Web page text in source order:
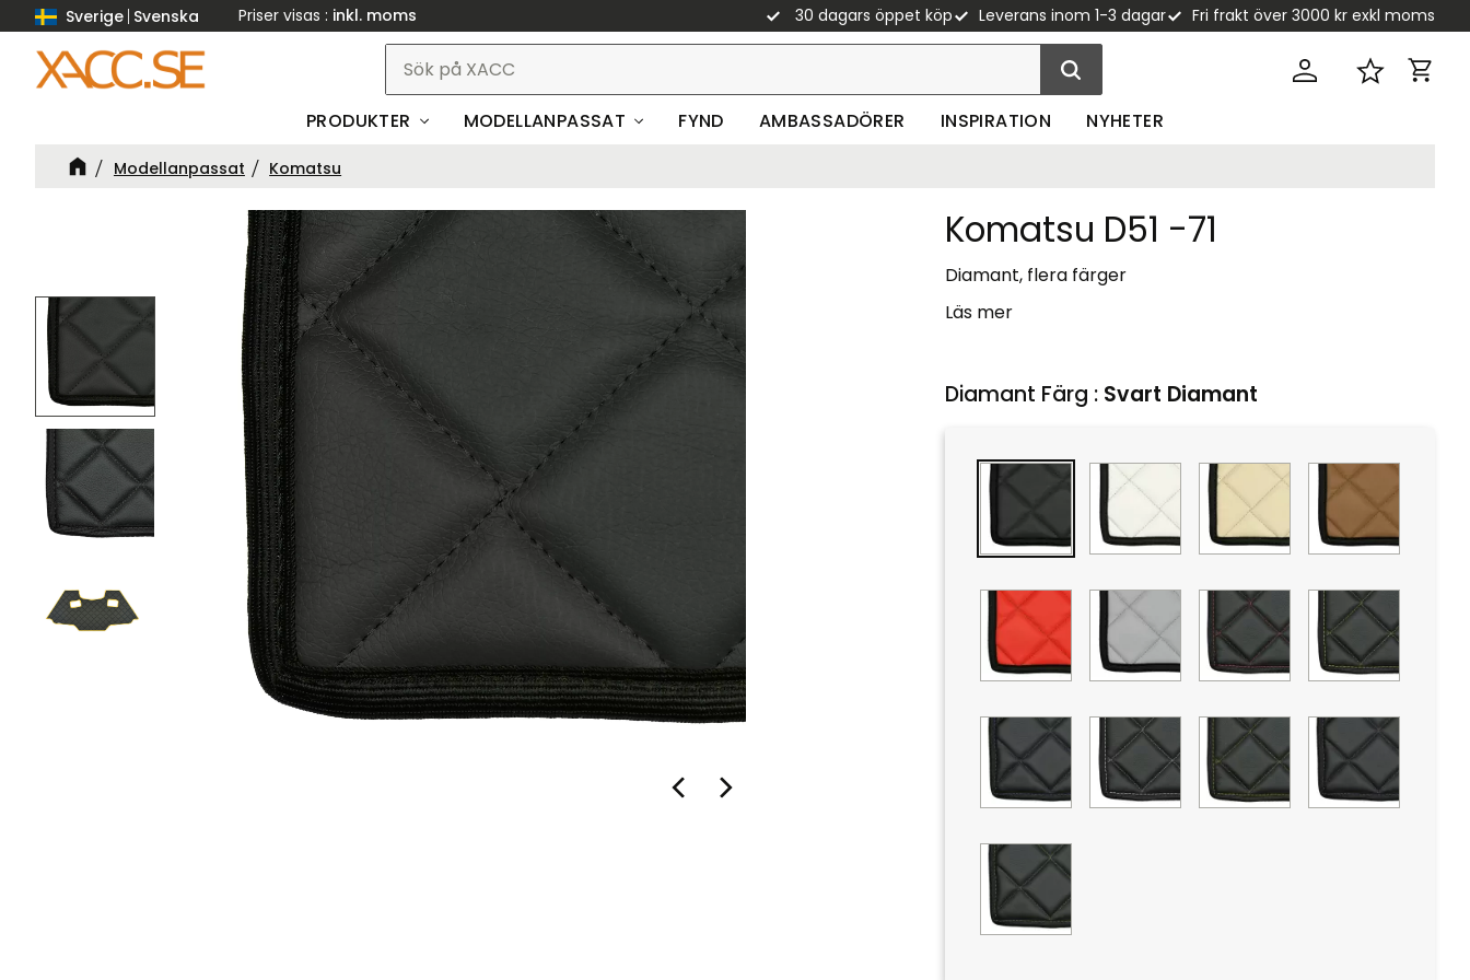
Sverige Svenska Priser visas inkl. moms 30 dagars öppet köp Leverans inom 1-3 dagar Fri frakt över 3000 kr exkl moms
Favoriter
PRODUKTER MODELLANPASSAT FYND AMBASSADÖRER INSPIRATION NYHETER
Modellanpassat Komatsu
Komatsu D51 -71
Diamant, flera färger
Läs mer
Diamant Färg : Svart Diamant